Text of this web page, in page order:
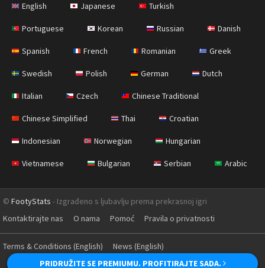
English Japanese Turkish
Portuguese Korean Russian Danish
Spanish French Romanian Greek
Swedish Polish German Dutch
Italian Czech Chinese Traditional
Chinese Simplified Thai Croatian
Indonesian Norwegian Hungarian
Vietnamese Bulgarian Serbian Arabic
© FootyStats - Izgrađeno s ljubavlju prema prekrasnoj igri
Kontaktirajte nas
O nama Pomoć Pravila o privatnosti
Terms & Conditions (English)
News (English)
PRIDRUŽITE SE PREMIUMU. PROFITIRAJTE SADA.